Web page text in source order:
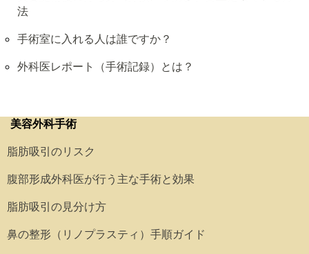
法
手術室に入れる人は誰ですか？
外科医レポート（手術記録）とは？
美容外科手術
脂肪吸引のリスク
腹部形成外科医が行う主な手術と効果
脂肪吸引の見分け方
鼻の整形（リノプラスティ）手順ガイド